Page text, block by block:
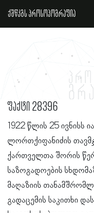
ქშწკგს პროსოპოგრაფია
ფაქტი 28396
1922 წლის 25 ივნისს
ლორთქიფანიძის
ქართველთა შორის
საზოგადოების
მაღაზიის
გადაცემის საკითხი